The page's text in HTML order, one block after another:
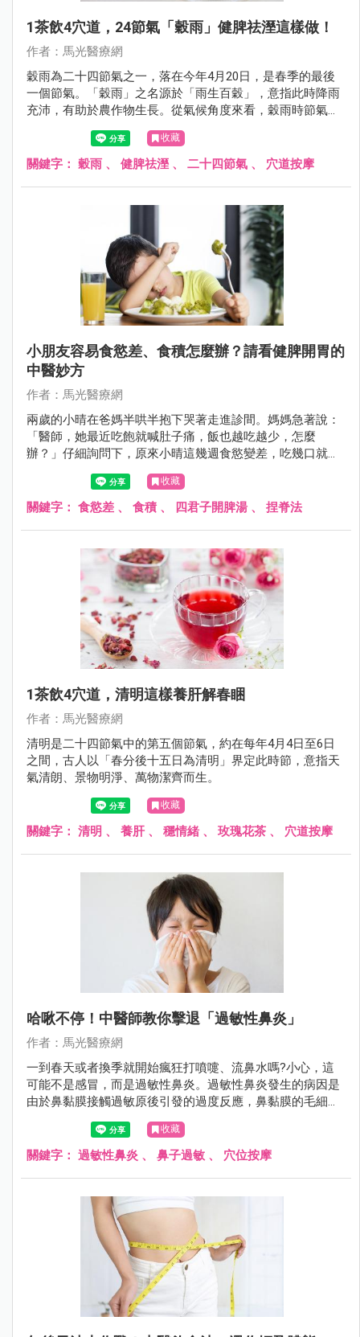
1茶飲4穴道，24節氣「穀雨」健脾祛溼這樣做！
作者：馬光醫療網
穀雨為二十四節氣之一，落在今年4月20日，是春季的最後
一個節氣。「穀雨」之名源於「雨生百穀」，意指此時降雨
充沛，有助於農作物生長。從氣候角度來看，穀雨時節氣溫
逐漸升高，濕氣明顯增加，天地之氣由春季的生發轉向夏季
的旺盛，是一個「由肝轉脾」的重要過渡期。
收藏
關鍵字： 穀雨 、 健脾祛溼 、 二十四節氣 、 穴道按摩
小朋友容易食慾差、食積怎麼辦？請看健脾開胃的
中醫妙方
作者：馬光醫療網
兩歲的小晴在爸媽半哄半抱下哭著走進診間。媽媽急著說：
「醫師，她最近吃飽就喊肚子痛，飯也越吃越少，怎麼
辦？」仔細詢問下，原來小晴這幾週食慾變差，吃幾口就說
飽，偏愛零食卻不碰正餐，甚至有時吃完還會嘔吐，讓爸媽
收藏
關鍵字： 食慾差 、 食積 、 四君子開脾湯 、 捏脊法
1茶飲4穴道，清明這樣養肝解春睏
作者：馬光醫療網
清明是二十四節氣中的第五個節氣，約在每年4月4日至6日
之間，古人以「春分後十五日為清明」界定此時節，意指天
氣清朗、景物明淨、萬物潔齊而生。
收藏
關鍵字： 清明 、 養肝、 穩情緒 、 玫瑰花茶 、 穴道按摩
哈啾不停！中醫師教你擊退「過敏性鼻炎」
作者：馬光醫療網
一到春天或者換季就開始瘋狂打噴嚏、流鼻水嗎?小心，這
可能不是感冒，而是過敏性鼻炎。過敏性鼻炎發生的病因是
由於鼻黏膜接觸過敏原後引發的過度反應，鼻黏膜的毛細血
管擴張、滲透性增加，導致水腫。
收藏
關鍵字： 過敏性鼻炎 、 鼻子過敏 、 穴位按摩